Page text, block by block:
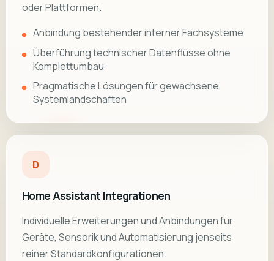
oder Plattformen.
Anbindung bestehender interner Fachsysteme
Überführung technischer Datenflüsse ohne
Komplettumbau
Pragmatische Lösungen für gewachsene
Systemlandschaften
D
Home Assistant Integrationen
Individuelle Erweiterungen und Anbindungen für
Geräte, Sensorik und Automatisierung jenseits
reiner Standardkonfigurationen.